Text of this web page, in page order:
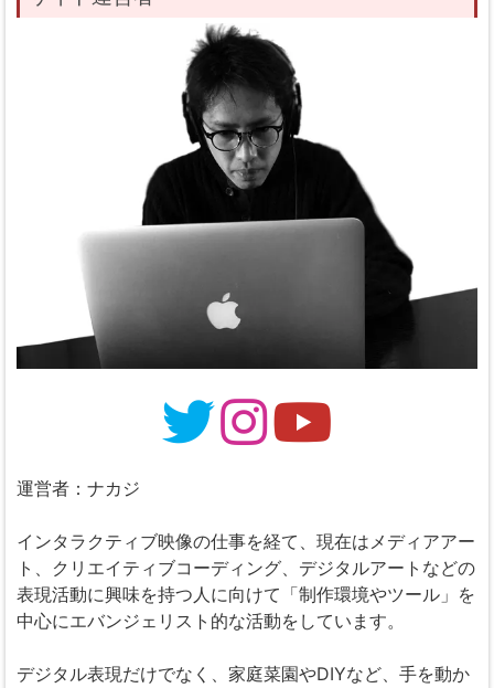
運営者：ナカジ
インタラクティブ映像の仕事を経て、現在はメディアアー
ト、クリエイティブコーディング、デジタルアートなどの
表現活動に興味を持つ人に向けて「制作環境やツール」を
中心にエバンジェリスト的な活動をしています。
デジタル表現だけでなく、家庭菜園やDIYなど、手を動か